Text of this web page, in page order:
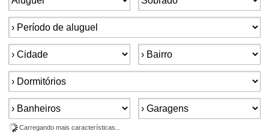
Período:
Cidade: Bairro:
Dormitórios:
Banheiros: Garagens:
Carregando mais características...